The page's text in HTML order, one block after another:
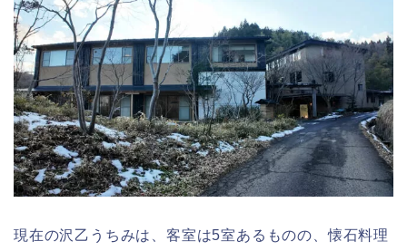
現在の沢乙うちみは、客室は5室あるものの、懐石料理